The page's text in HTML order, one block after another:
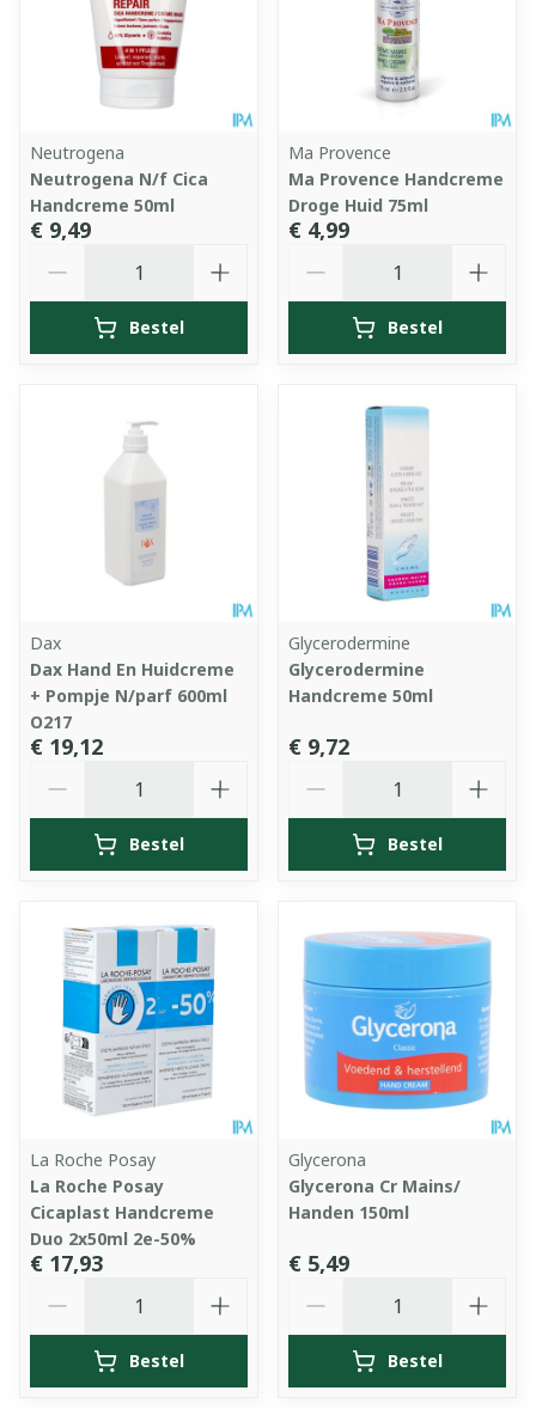
Neutrogena
Neutrogena N/f Cica
Handcreme 50ml
€ 9,49
Bestel
Ma Provence
Ma Provence Handcreme
Droge Huid 75ml
€ 4,99
Bestel
Dax
Dax Hand En Huidcreme
+ Pompje N/parf 600ml
O217
€ 19,12
Bestel
Glycerodermine
Glycerodermine
Handcreme 50ml
€ 9,72
Bestel
La Roche Posay
La Roche Posay
Cicaplast Handcreme
Duo 2x50ml 2e-50%
€ 17,93
Bestel
Glycerona
Glycerona Cr Mains/
Handen 150ml
€ 5,49
Bestel